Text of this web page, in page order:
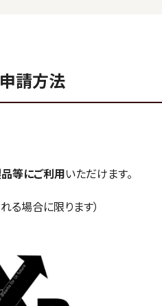
請方法
等にご利用いただけます。
る場合に限ります）